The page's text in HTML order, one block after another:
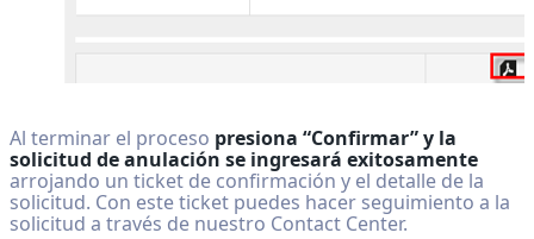
Al terminar el proceso presiona “Confirmar” y la
solicitud de anulación se ingresará exitosamente
arrojando un ticket de confirmación y el detalle de la
solicitud. Con este ticket puedes hacer seguimiento a la
solicitud a través de nuestro Contact Center.